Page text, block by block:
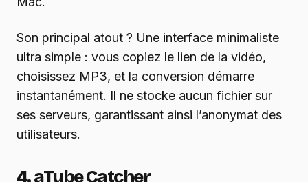
Son principal atout ? Une interface minimaliste
ultra simple : vous copiez le lien de la vidéo,
choisissez MP3, et la conversion démarre
instantanément. Il ne stocke aucun fichier sur
ses serveurs, garantissant ainsi l’anonymat des
utilisateurs.
4. aTube Catcher